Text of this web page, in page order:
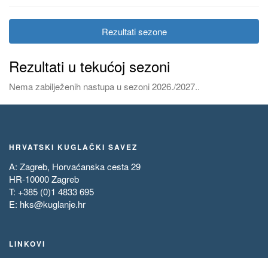
Rezultati sezone
Rezultati u tekućoj sezoni
Nema zabilježenih nastupa u sezoni 2026./2027..
HRVATSKI KUGLAČKI SAVEZ
A: Zagreb, Horvaćanska cesta 29
HR-10000 Zagreb
T: +385 (0)1 4833 695
E: hks@kuglanje.hr
LINKOVI